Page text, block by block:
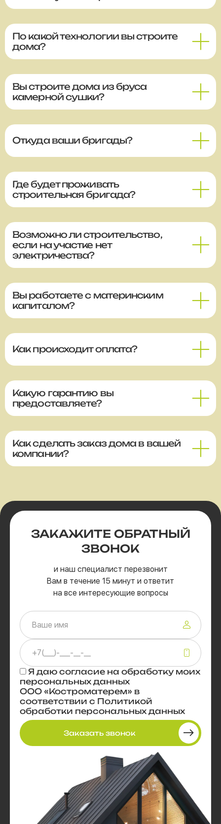
По какой технологии вы строите
дома?
Вы строите дома из бруса
камерной сушки?
Откуда ваши бригады?
Где будет проживать
строительная бригада?
Возможно ли строительство,
если на участке нет
электричества?
Вы работаете с материнским
капиталом?
Как происходит оплата?
Какую гарантию вы
предоставляете?
Как сделать заказ дома в вашей
компании?
ЗАКАЖИТЕ ОБРАТНЫЙ
ЗВОНОК
и наш специалист перезвонит
Вам в течение 15 минут и ответит
на все интересующие вопросы
Я даю согласие на обработку моих
персональных данных
ООО «Костроматерем» в
соответствии с Политикой
обработки персональных данных
Заказать звонок